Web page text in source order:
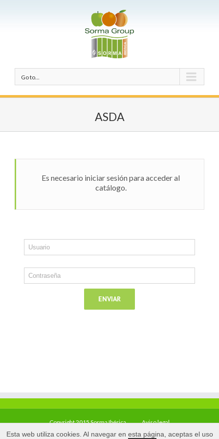
Go to...
ASDA
Es necesario iniciar sesión para acceder al
catálogo.
Copyright 2015 Sorma Ibérica Aviso legal
Esta web utiliza cookies. Al navegar en esta página, aceptas el uso